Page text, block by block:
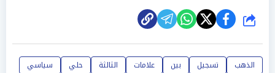
شارك
الذهب تسجيل بين علامات الثالثة حلي
سياسي